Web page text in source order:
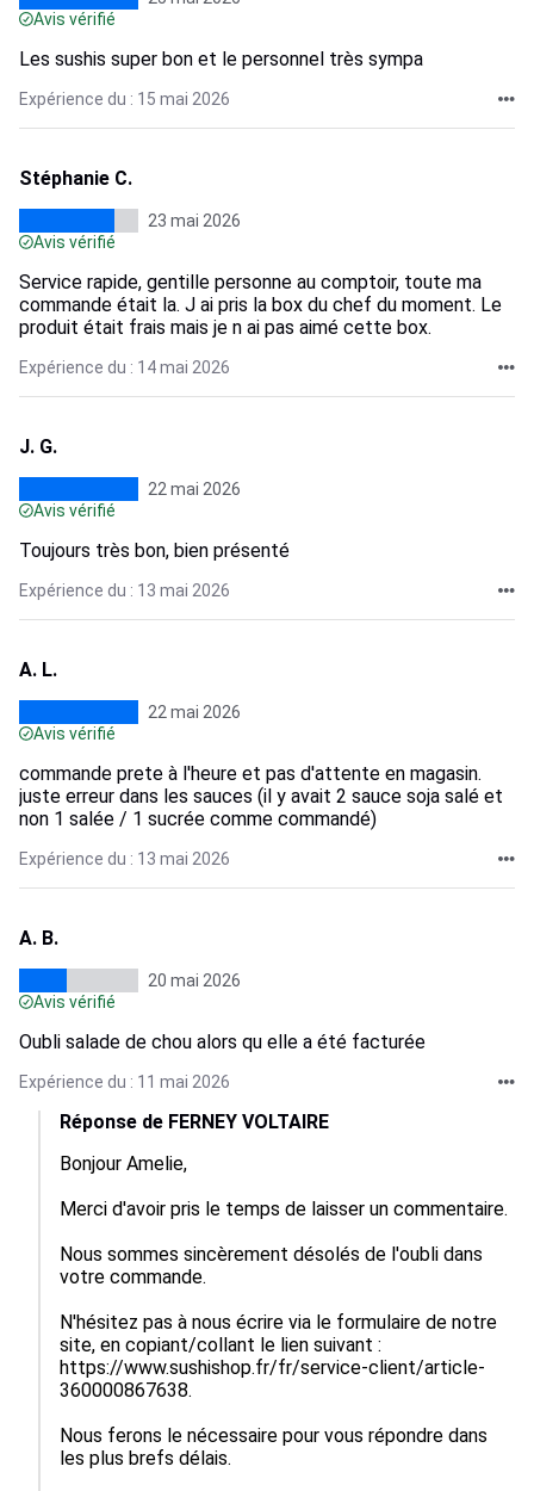
Avis vérifié
Les sushis super bon et le personnel très sympa
Expérience du : 15 mai 2026
Stéphanie C.
23 mai 2026
Avis vérifié
Service rapide, gentille personne au comptoir, toute ma
commande était la. J ai pris la box du chef du moment. Le
produit était frais mais je n ai pas aimé cette box.
Expérience du : 14 mai 2026
J. G.
22 mai 2026
Avis vérifié
Toujours très bon, bien présenté
Expérience du : 13 mai 2026
A. L.
22 mai 2026
Avis vérifié
commande prete à l'heure et pas d'attente en magasin.
juste erreur dans les sauces (il y avait 2 sauce soja salé et
non 1 salée / 1 sucrée comme commandé)
Expérience du : 13 mai 2026
A. B.
20 mai 2026
Avis vérifié
Oubli salade de chou alors qu elle a été facturée
Expérience du : 11 mai 2026
Réponse de FERNEY VOLTAIRE
Bonjour Amelie,
Merci d'avoir pris le temps de laisser un commentaire.
Nous sommes sincèrement désolés de l'oubli dans
votre commande.
N'hésitez pas à nous écrire via le formulaire de notre
site, en copiant/collant le lien suivant :
https://www.sushishop.fr/fr/service-client/article-
360000867638.
Nous ferons le nécessaire pour vous répondre dans
les plus brefs délais.